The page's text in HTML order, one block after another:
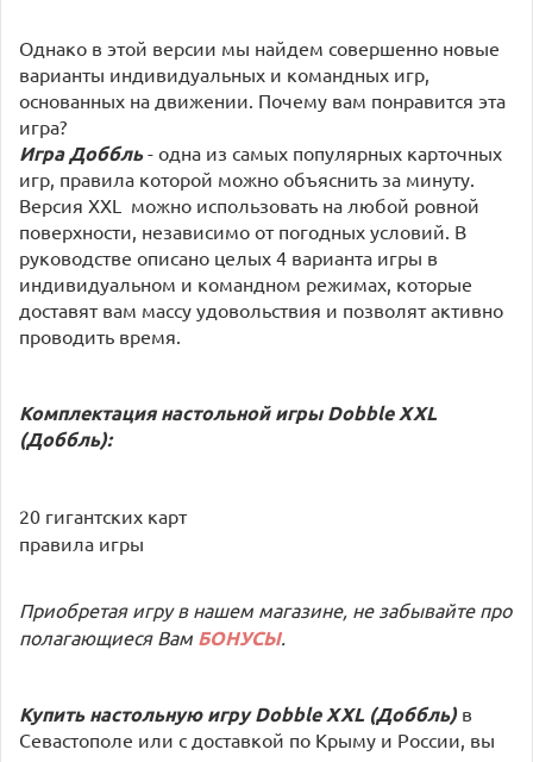
Однако в этой версии мы найдем совершенно новые
варианты индивидуальных и командных игр,
основанных на движении. Почему вам понравится эта
игра?
Игра Доббль- одна из самых популярных карточных
игр, правила которой можно объяснить за минуту.
Версия XXL
можно использовать на любой ровной
поверхности, независимо от погодных условий. В
руководстве описано целых 4 варианта игры в
индивидуальном и командном режимах, которые
доставят вам массу удовольствия и позволят активно
проводить время.
Комплектация настольной игрыDobble XXL
(Доббль):
20 гигантских карт
правила игры
Приобретая игру в нашем магазине, не забывайте про
полагающиеся Вам БОНУСЫ.
Купить настольную игруDobble XXL (Доббль) в
Севастополе или с доставкой по Крыму и России, вы